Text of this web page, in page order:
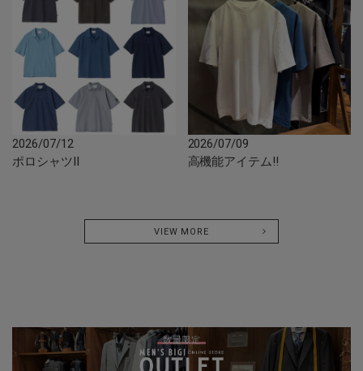
2026/07/12
ポロシャツII
2026/07/09
高機能アイテム‼︎
VIEW MORE